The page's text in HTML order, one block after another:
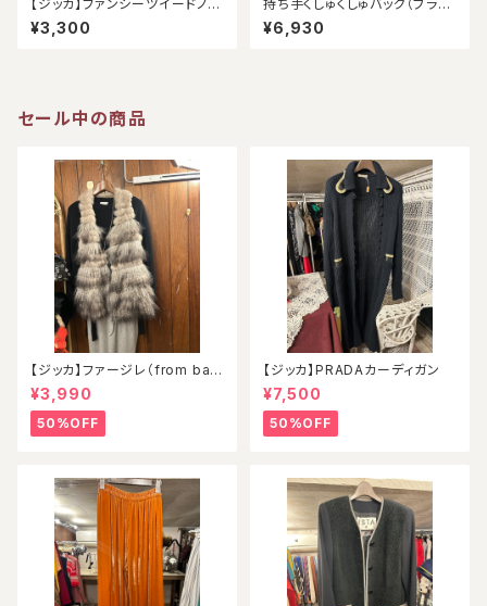
【ジッカ】ファンシーツイードノー
スリーブ（アウトレット）
¥3,300
持ち手くしゅくしゅバッグ（ブラッ
ク）
¥6,930
セール中の商品
【ジッカ】ファージレ（from ball
oon）
¥3,990
50%OFF
【ジッカ】PRADAカーディガン
¥7,500
50%OFF